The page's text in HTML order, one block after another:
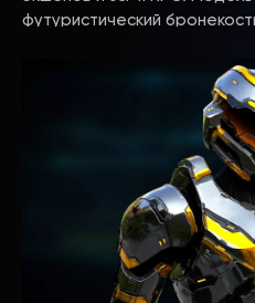
футуристический
снаряжение и
подходит для игр, где